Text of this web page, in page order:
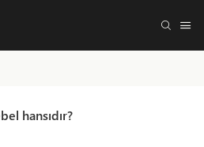
hansıdır?